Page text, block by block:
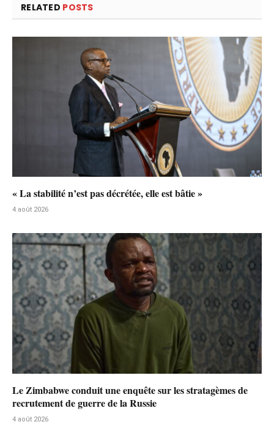
RELATED POSTS
« La stabilité n’est pas décrétée, elle est bâtie »
4 août 2026
Le Zimbabwe conduit une enquête sur les stratagèmes de
recrutement de guerre de la Russie
4 août 2026